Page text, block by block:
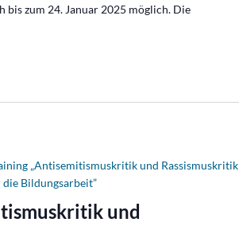
bis zum 24. Januar 2025 möglich. Die
und
„Antisemitismuskritik und Rassismuskritik
Bildungsarbeit”